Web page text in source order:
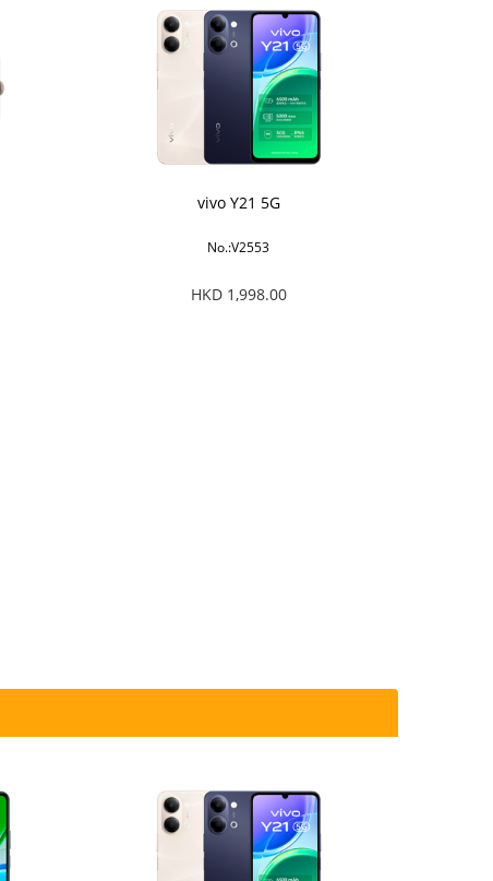
vivo Y21 5G
No.:V2553
HKD 1,998.00